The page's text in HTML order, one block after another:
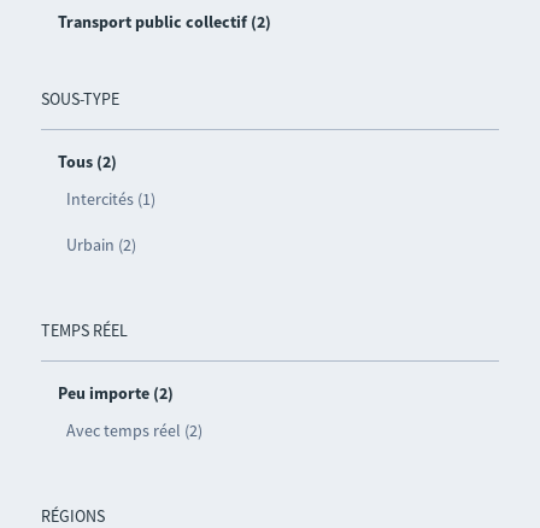
Transport public collectif (2)
SOUS-TYPE
Tous (2)
Intercités (1)
Urbain (2)
TEMPS RÉEL
Peu importe (2)
Avec temps réel (2)
RÉGIONS